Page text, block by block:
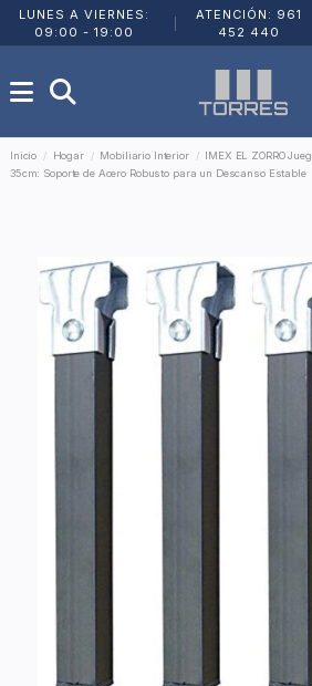
LUNES A VIERNES:
09:00 - 19:00
ATENCIÓN: 961
452 440
Inicio Hogar Mobiliario Interior
IMEX EL ZORRO
35cm: Soporte de Acero Robusto para un Descanso Estable